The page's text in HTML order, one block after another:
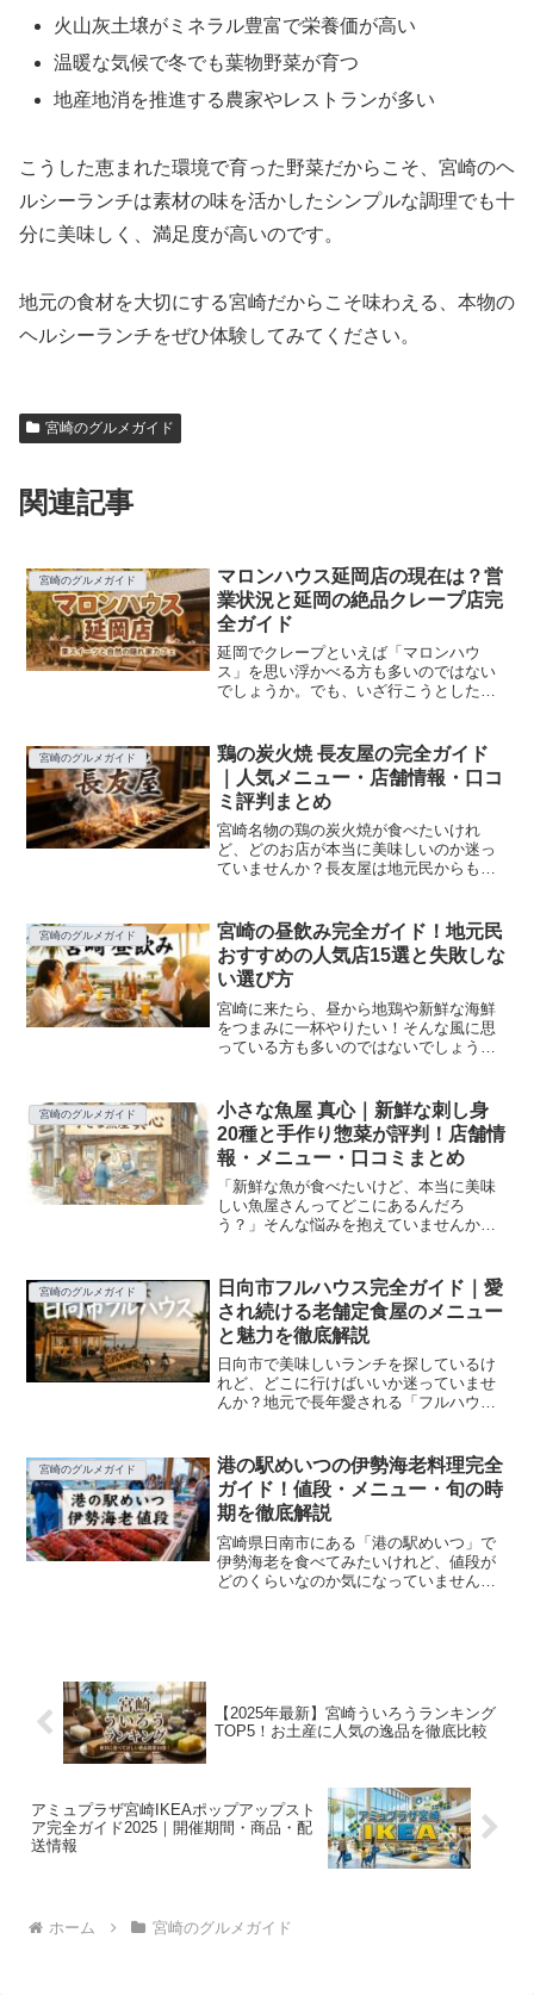
火山灰土壌がミネラル豊富で栄養価が高い
温暖な気候で冬でも葉物野菜が育つ
地産地消を推進する農家やレストランが多い
こうした恵まれた環境で育った野菜だからこそ、宮崎のヘ
ルシーランチは素材の味を活かしたシンプルな調理でも十
分に美味しく、満足度が高いのです。
地元の食材を大切にする宮崎だからこそ味わえる、本物の
ヘルシーランチをぜひ体験してみてください。
宮崎のグルメガイド
関連記事
宮崎のグルメガイド
マロンハウス延岡店の現在は？営
業状況と延岡の絶品クレープ店完
全ガイド
延岡でクレープといえば「マロンハウ
ス」を思い浮かべる方も多いのではない
でしょうか。でも、いざ行こうとしたら
は、マロンハウス延岡店の最新営業状況
をしっかり確認した上で、延...
宮崎のグルメガイド
鶏の炭火焼 長友屋の完全ガイド
｜人気メニュー・店舗情報・口コ
ミ評判まとめ
宮崎名物の鶏の炭火焼が食べたいけれ
ど、どのお店が本当に美味しいのか迷っ
ていませんか？長友屋は地元民からも観
は一度食べたら忘れられない絶品の味わ
いで、多くのリピーターを生...
宮崎のグルメガイド
宮崎の昼飲み完全ガイド！地元民
おすすめの人気店15選と失敗しな
い選び方
宮崎に来たら、昼から地鶏や新鮮な海鮮
をつまみに一杯やりたい！そんな風に思
っている方も多いのではないでしょう
は？」「コスパ良く楽しめる店が知りた
い！」など、初めての土地での昼飲み...
宮崎のグルメガイド
小さな魚屋 真心｜新鮮な刺し身
20種と手作り惣菜が評判！店舗情
報・メニュー・口コミまとめ
「新鮮な魚が食べたいけど、本当に美味
しい魚屋さんってどこにあるんだろ
う？」そんな悩みを抱えていませんか？
地域の人々から絶大な支持を集める人気
店です。この記事では、真心...
宮崎のグルメガイド
日向市フルハウス完全ガイド｜愛
され続ける老舗定食屋のメニュー
と魅力を徹底解説
日向市で美味しいランチを探しているけ
れど、どこに行けばいいか迷っていませ
んか？地元で長年愛される「フルハウ
初めて行く方は「場所はどこ？」「どの
メニューがおすすめ？」「駐...
宮崎のグルメガイド
港の駅めいつの伊勢海老料理完全
ガイド！値段・メニュー・旬の時
期を徹底解説
宮崎県日南市にある「港の駅めいつ」で
伊勢海老を食べてみたいけれど、値段が
どのくらいなのか気になっていません
【2025年最新】宮崎ういろうランキング
TOP5！お土産に人気の逸品を徹底比較
アミュプラザ宮崎IKEAポップアップスト
ア完全ガイド2025｜開催期間・商品・配
送情報
ホーム 宮崎のグルメガイド